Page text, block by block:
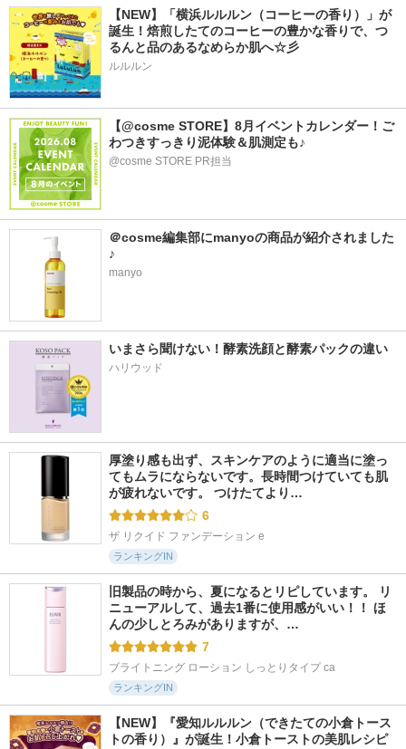
【NEW】「横浜ルルルン（コーヒーの香り）」が
誕生！焙煎したてのコーヒーの豊かな香りで、つ
るんと品のあるなめらか肌へ☆彡
ルルルン
【@cosme STORE】8月イベントカレンダー！ご
わつきすっきり泥体験＆肌測定も♪
@cosme STORE PR担当
＠cosme編集部にmanyoの商品が紹介されました
♪
manyo
いまさら聞けない！酵素洗顔と酵素パックの違い
ハリウッド
厚塗り感も出ず、スキンケアのように適当に塗っ
てもムラにならないです。長時間つけていても肌
が疲れないです。 つけたてより…
6
ザ リクイド ファンデーション e
ランキングIN
旧製品の時から、夏になるとリピしています。 リ
ニューアルして、過去1番に使用感がいい！！ ほ
んの少しとろみがありますが、…
7
ブライトニング ローション しっとりタイプ ca
ランキングIN
【NEW】『愛知ルルルン（できたての小倉トース
トの香り）』が誕生！小倉トーストの美肌レシピ